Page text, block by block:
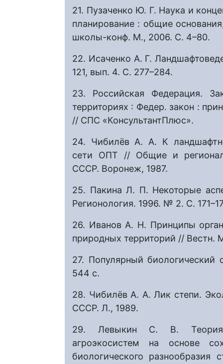
21. Пузаченко Ю. Г. Наука и
планирование : общие
школы-конф. М., 2006. С. 4–80.
22. Исаченко А. Г.
121, вып. 4. С. 277–284.
23. Российская Федерация.
территориях : Федер. закон :
// СПС «КонсультантПлюс».
24. Чибилёв А. А. К
сети ОПТ // Общие и
СССР. Воронеж, 1987.
25. Пакина Л. П. Некоторые
Регионология. 1996. № 2. С.
26. Иванов А. Н. Принципы
природных территорий // Вестн.
27. Популярный
544 с.
28. Чибилёв А. А. Лик степи.
СССР. Л., 1989.
29. Левыкин С. В. Теория
агроэкосистем на основе
биологического